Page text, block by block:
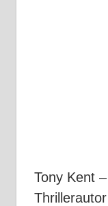
Tony Kent
Thrillerautor